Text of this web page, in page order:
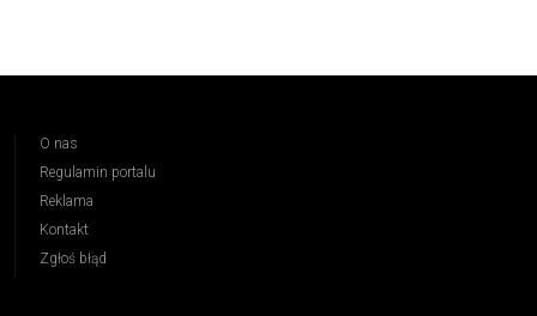
O nas
Regulamin portalu
Reklama
Kontakt
Zgłoś błąd